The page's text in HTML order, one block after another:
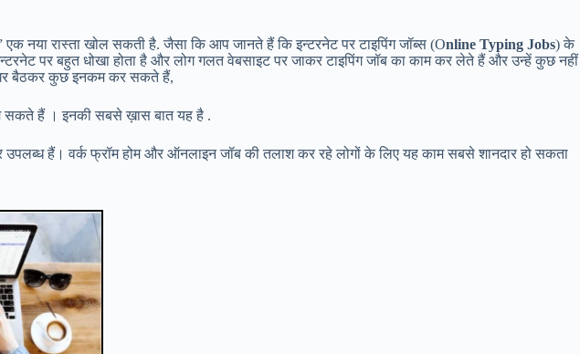
एक नया रास्ता खोल सकती है. जैसा कि आप जानते हैं कि इन्टरनेट पर टाइपिंग जॉब्स (Online Typing Jobs) के
पर बहुत धोखा होता है और लोग गलत वेबसाइट पर जाकर टाइपिंग जॉब का काम कर लेते हैं और उन्हें कुछ नहीं
बैठकर कुछ इनकम कर सकते हैं,
सकते हैं । इनकी सबसे ख़ास बात यह है .
हैं। वर्क फ्रॉम होम और ऑनलाइन जॉब की तलाश कर रहे लोगों के लिए यह काम सबसे शानदार हो सकता